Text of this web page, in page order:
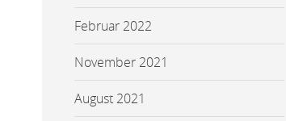
Februar 2022
November 2021
August 2021